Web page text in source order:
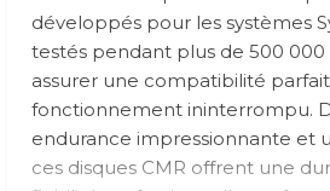
développés pour les systèmes
testés pendant plus de 500
assurer une compatibilité
fonctionnement ininterrompu.
endurance impressionnante et
ces disques CMR offrent une